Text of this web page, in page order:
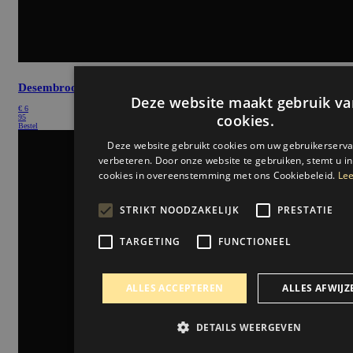
Desembroodje Ham
€ 6
95
Bestel
Deze website maakt gebruik
cookies.
Deze website gebruikt cookies om uw
verbeteren. Door onze website te gebruiken, stemt u
cookies in overeenstemming met ons Cookiebeleid.
STRIKT NOODZAKELIJK PRESTATIE
TARGETING FUNCTIONEEL
ALLES ACCEPTEREN ALLES
DETAILS WEERGEVEN